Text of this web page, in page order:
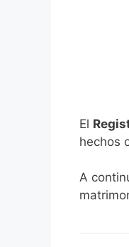
El
hechos
A